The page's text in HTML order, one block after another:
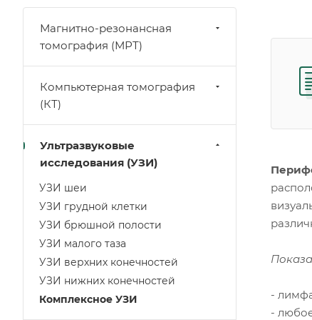
-
-
Магнитно-резонансная
томография (МРТ)
Компьютерная томография
(КТ)
Ультразвуковые
исследования (УЗИ)
УЗИ шеи
УЗИ грудной клетки
УЗИ брюшной полости
УЗИ малого таза
УЗИ верхних конечностей
УЗИ нижних конечностей
Комплексное УЗИ